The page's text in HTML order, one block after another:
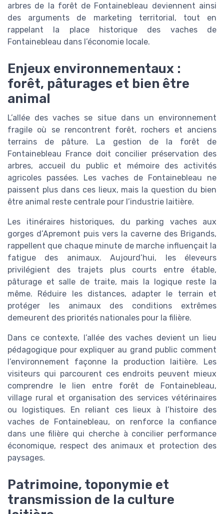
arbres de la forêt de Fontainebleau deviennent ainsi
des arguments de marketing territorial, tout en
rappelant la place historique des vaches de
Fontainebleau dans l’économie locale.
Enjeux environnementaux :
forêt, pâturages et bien être
animal
L’allée des vaches se situe dans un environnement
fragile où se rencontrent forêt, rochers et anciens
terrains de pâture. La gestion de la forêt de
Fontainebleau France doit concilier préservation des
arbres, accueil du public et mémoire des activités
agricoles passées. Les vaches de Fontainebleau ne
paissent plus dans ces lieux, mais la question du bien
être animal reste centrale pour l’industrie laitière.
Les itinéraires historiques, du parking vaches aux
gorges d’Apremont puis vers la caverne des Brigands,
rappellent que chaque minute de marche influençait la
fatigue des animaux. Aujourd’hui, les éleveurs
privilégient des trajets plus courts entre étable,
pâturage et salle de traite, mais la logique reste la
même. Réduire les distances, adapter le terrain et
protéger les animaux des conditions extrêmes
demeurent des priorités nationales pour la filière.
Dans ce contexte, l’allée des vaches devient un lieu
pédagogique pour expliquer au grand public comment
l’environnement façonne la production laitière. Les
visiteurs qui parcourent ces endroits peuvent mieux
comprendre le lien entre forêt de Fontainebleau,
village rural et organisation des services vétérinaires
ou logistiques. En reliant ces lieux à l’histoire des
vaches de Fontainebleau, on renforce la confiance
dans une filière qui cherche à concilier performance
économique, respect des animaux et protection des
paysages.
Patrimoine, toponymie et
transmission de la culture